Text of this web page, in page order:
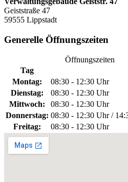
Geiststraße 47
59555 Lippstadt
Generelle Öffnungszeiten
Öffnungszeiten
Tag
Montag:
08:30 - 12:30 Uhr
Dienstag:
08:30 - 12:30 Uhr
Mittwoch:
08:30 - 12:30 Uhr
Donnerstag: 08:30 - 12:30 Uhr /
Freitag:
08:30 - 12:30 Uhr